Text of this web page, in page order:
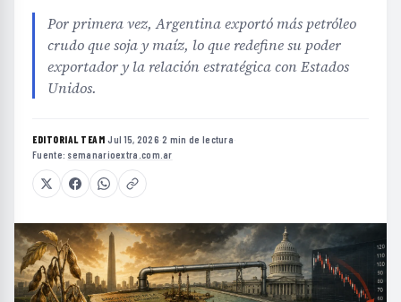
Por primera vez, Argentina exportó más petróleo
crudo que soja y maíz, lo que redefine su poder
exportador y la relación estratégica con Estados
Unidos.
EDITORIAL TEAM·Jul 15, 2026·2 min de lectura·
Fuente: semanarioextra.com.ar